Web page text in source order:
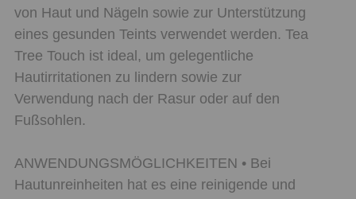
von Haut und Nägeln sowie zur Unterstützung
eines gesunden Teints verwendet werden. Tea
Tree Touch ist ideal, um gelegentliche
Hautirritationen zu lindern sowie zur
Verwendung nach der Rasur oder auf den
Fußsohlen.
ANWENDUNGSMÖGLICHKEITEN • Bei
Hautunreinheiten hat es eine reinigende und